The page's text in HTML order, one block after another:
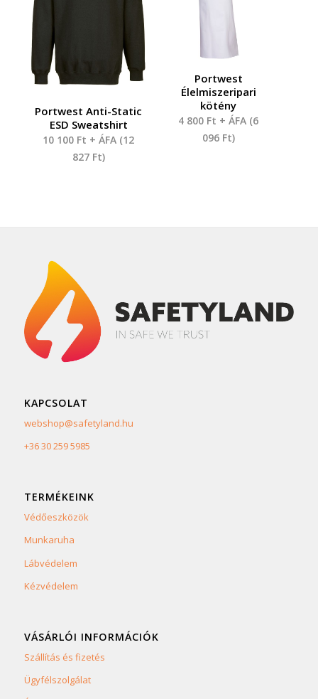
Portwest Anti-Static
ESD Sweatshirt
10 100 Ft + ÁFA (12
827 Ft)
Portwest
Élelmiszeripari
kötény
4 800 Ft + ÁFA (6
096 Ft)
KAPCSOLAT
webshop@safetyland.hu
+36 30 259 5985
TERMÉKEINK
Védőeszközök
Munkaruha
Lábvédelem
Kézvédelem
VÁSÁRLÓI INFORMÁCIÓK
Szállítás és fizetés
Ügyfélszolgálat